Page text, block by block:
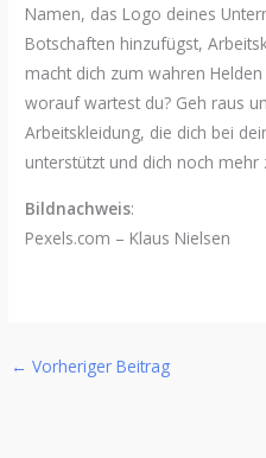
Namen, das Logo deines
Botschaften hinzufügst,
macht dich zum wahren
worauf wartest du? Geh raus
Arbeitskleidung, die dich bei
unterstützt und dich noch
Bildnachweis:
Pexels.com – Klaus Nielsen
← Vorheriger Beitrag